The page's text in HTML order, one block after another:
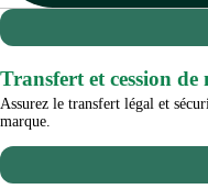
Transfert et cession de
Assurez le transfert légal et
marque.